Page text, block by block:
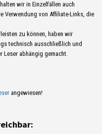
wir in Einzelfällen auch
Verwendung von Affiliate-Links, die
zu können, haben wir
technisch ausschließlich und
Leser abhängig gemacht.
angewiesen!